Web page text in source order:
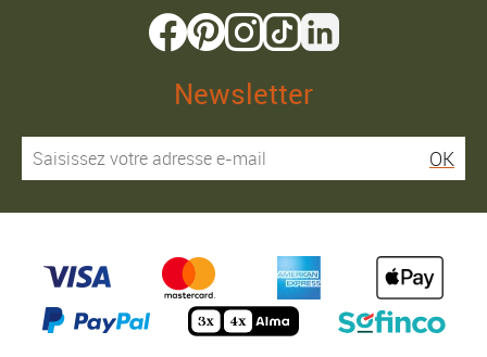
Newsletter
OK